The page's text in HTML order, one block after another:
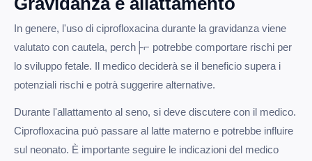
In genere, l'uso di ciprofloxacina durante la gravidanza viene
valutato con cautela, perch├⌐ potrebbe comportare rischi per
lo sviluppo fetale. Il medico deciderà se il beneficio supera i
potenziali rischi e potrà suggerire alternative.
Durante l'allattamento al seno, si deve discutere con il medico.
Ciprofloxacina può passare al latte materno e potrebbe influire
sul neonato. È importante seguire le indicazioni del medico